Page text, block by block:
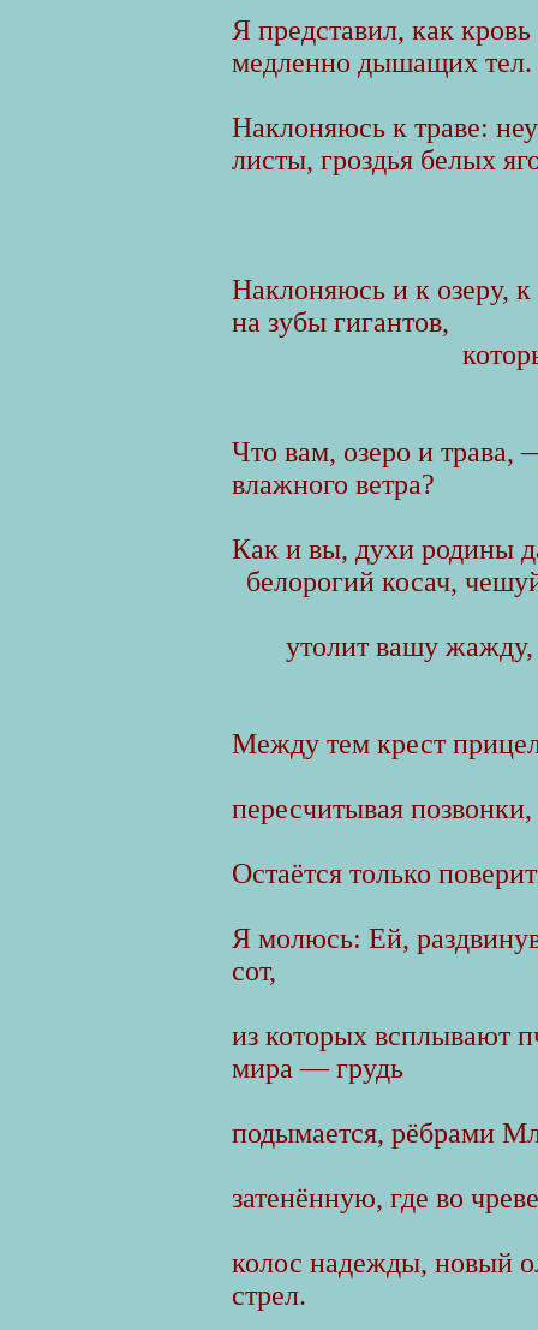
Я представил, как
медленно дышащих тел.
Наклоняюсь к траве:
листы, гроздья белых
Наклоняюсь и к озеру,
на зубы гигантов,
Что вам, озеро и
влажного ветра?
Как и вы, духи родины
белорогий косач,
утолит вашу жажду,
Между тем крест
пересчитывая
Остаётся только
Я молюсь: Ей,
сот,
из которых всплывают
мира — грудь
подымается, рёбрами
затенённую, где во
колос надежды, новый
стрел.